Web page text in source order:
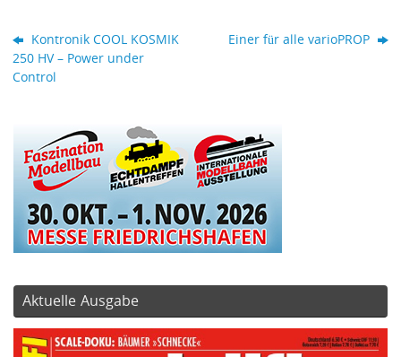
Kontronik COOL KOSMIK
250 HV – Power under
Control
Einer für alle varioPROP
Aktuelle Ausgabe